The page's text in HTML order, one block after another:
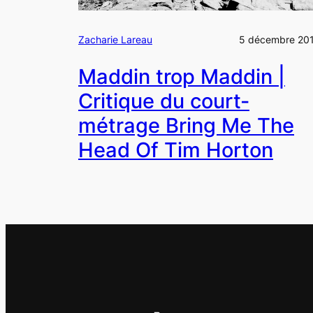
Zacharie Lareau 5 décembre
Maddin trop Maddin |
Critique du court-
métrage Bring Me The
Head Of Tim Horton